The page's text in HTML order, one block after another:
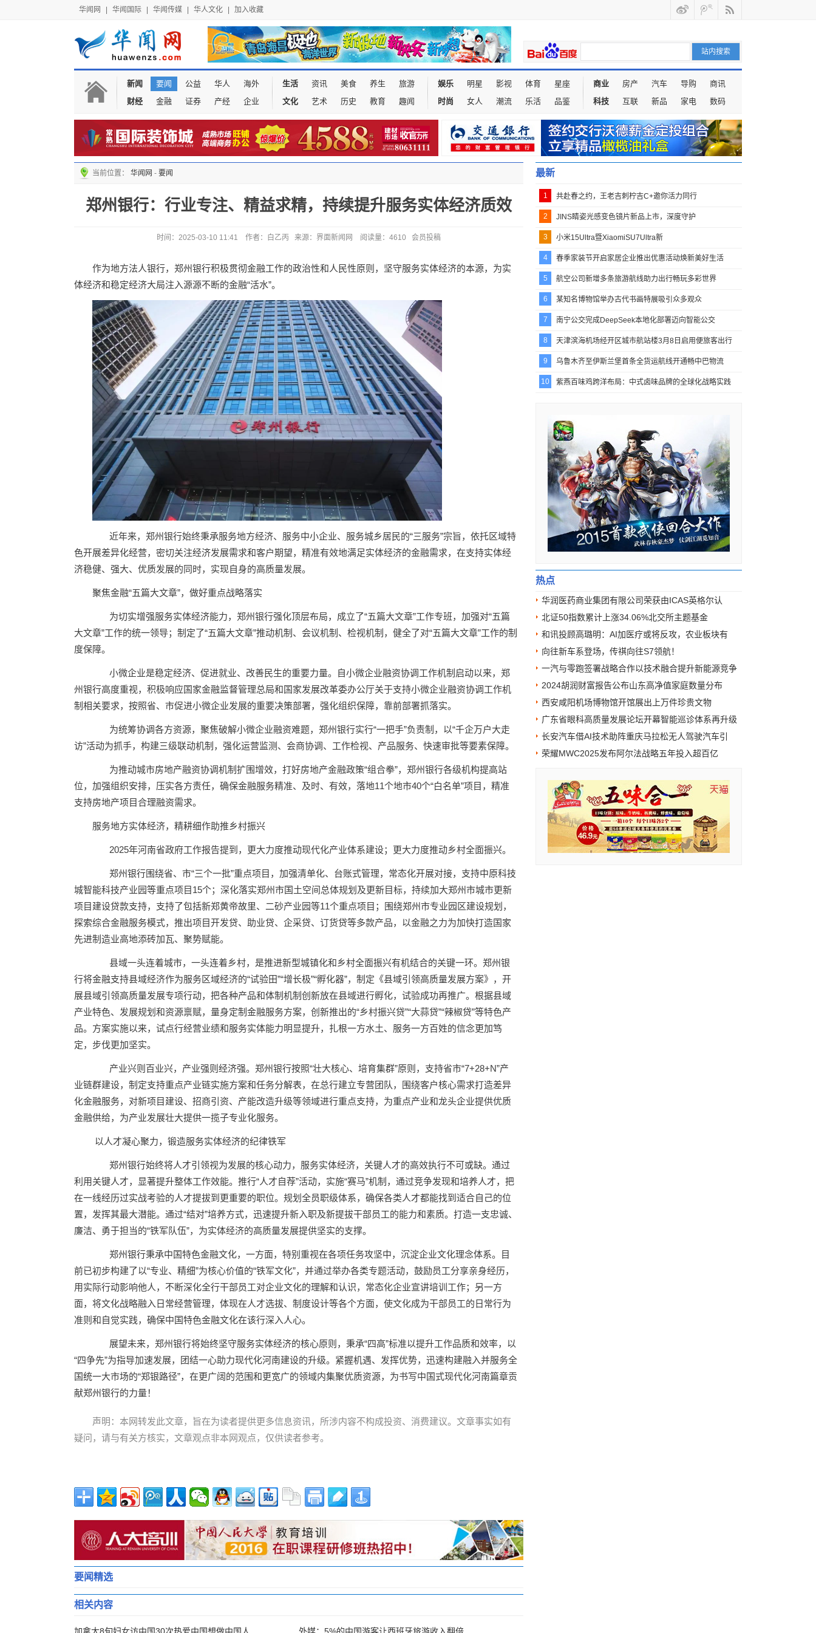
华闻网 华闻国际 华闻传媒 华人文化 加入收藏
新闻 要闻 公益 华人
海外
财经
金融 证券 产经 企业
生活 资讯 美食 养生
旅游
文化
艺术 历史 教育 趣闻
娱乐 明星 影视 体育
星座
时尚
女人 潮流 乐活 品鉴
商业 房产 汽车 导购
商讯
科技
互联 新品 家电 数码
当前位置： 华闻网 - 要闻
郑州银行：行业专注、精益求精，持续提升服务实体经济质效
时间：2025-03-10 11:41 作者：白乙丙 来源：界面新闻网 阅读量：4610 会员投稿
作为地方法人银行，郑州银行积极贯彻金融工作的政治性和人民性原则，坚守服务实体经济的本源，为实
体经济和稳定经济大局注入源源不断的金融“活水”。
近年来，郑州银行始终秉承服务地方经济、服务中小企业、服务城乡居民的“三服务”宗旨，依托区域特
色开展差异化经营，密切关注经济发展需求和客户期望，精准有效地满足实体经济的金融需求，在支持实体经
济稳健、强大、优质发展的同时，实现自身的高质量发展。
聚焦金融“五篇大文章”，做好重点战略落实
为切实增强服务实体经济能力，郑州银行强化顶层布局，成立了“五篇大文章”工作专班，加强对“五篇
大文章”工作的统一领导；制定了“五篇大文章”推动机制、会议机制、检视机制，健全了对“五篇大文章”工作的制
度保障。
小微企业是稳定经济、促进就业、改善民生的重要力量。自小微企业融资协调工作机制启动以来，郑
州银行高度重视，积极响应国家金融监督管理总局和国家发展改革委办公厅关于支持小微企业融资协调工作机
制相关要求，按照省、市促进小微企业发展的重要决策部署，强化组织保障，靠前部署抓落实。
为统筹协调各方资源，聚焦破解小微企业融资难题，郑州银行实行“一把手”负责制，以“千企万户大走
访”活动为抓手，构建三级联动机制，强化运营监测、会商协调、工作检视、产品服务、快速审批等要素保障。
为推动城市房地产融资协调机制扩围增效，打好房地产金融政策“组合拳”，郑州银行各级机构提高站
位，加强组织安排，压实各方责任，确保金融服务精准、及时、有效，落地11个地市40个“白名单”项目，精准
支持房地产项目合理融资需求。
服务地方实体经济，精耕细作助推乡村振兴
2025年河南省政府工作报告提到，更大力度推动现代化产业体系建设；更大力度推动乡村全面振兴。
郑州银行围绕省、市“三个一批”重点项目，加强清单化、台账式管理，常态化开展对接，支持中原科技
城智能科技产业园等重点项目15个；深化落实郑州市国土空间总体规划及更新目标，持续加大郑州市城市更新
项目建设贷款支持，支持了包括新郑黄帝故里、二砂产业园等11个重点项目；围绕郑州市专业园区建设规划，
探索综合金融服务模式，推出项目开发贷、助业贷、企采贷、订货贷等多款产品，以金融之力为加快打造国家
先进制造业高地添砖加瓦、聚势赋能。
县域一头连着城市，一头连着乡村，是推进新型城镇化和乡村全面振兴有机结合的关键一环。郑州银
行将金融支持县域经济作为服务区域经济的“试验田”“增长极”“孵化器”，制定《县域引领高质量发展方案》，开
展县域引领高质量发展专项行动，把各种产品和体制机制创新放在县域进行孵化，试验成功再推广。根据县域
产业特色、发展规划和资源禀赋，量身定制金融服务方案，创新推出的“乡村振兴贷”“大蒜贷”“辣椒贷”等特色产
品。方案实施以来，试点行经营业绩和服务实体能力明显提升，扎根一方水土、服务一方百姓的信念更加笃
定，步伐更加坚实。
产业兴则百业兴，产业强则经济强。郑州银行按照“壮大核心、培育集群”原则，支持省市“7+28+N”产
业链群建设，制定支持重点产业链实施方案和任务分解表，在总行建立专营团队，围绕客户核心需求打造差异
化金融服务，对新项目建设、招商引资、产能改造升级等领域进行重点支持，为重点产业和龙头企业提供优质
金融供给，为产业发展壮大提供一揽子专业化服务。
以人才凝心聚力，锻造服务实体经济的纪律铁军
郑州银行始终将人才引领视为发展的核心动力，服务实体经济，关键人才的高效执行不可或缺。通过
利用关键人才，显著提升整体工作效能。推行“人才自荐”活动，实施“赛马”机制，通过竞争发现和培养人才，把
在一线经历过实战考验的人才提拔到更重要的职位。规划全员职级体系，确保各类人才都能找到适合自己的位
置，发挥其最大潜能。通过“结对”培养方式，迅速提升新入职及新提拔干部员工的能力和素质。打造一支忠诚、
廉洁、勇于担当的“铁军队伍”，为实体经济的高质量发展提供坚实的支撑。
郑州银行秉承中国特色金融文化，一方面，特别重视在各项任务攻坚中，沉淀企业文化理念体系。目
前已初步构建了以“专业、精细”为核心价值的“铁军文化”，并通过举办各类专题活动，鼓励员工分享亲身经历，
用实际行动影响他人，不断深化全行干部员工对企业文化的理解和认识，常态化企业宣讲培训工作；另一方
面，将文化战略融入日常经营管理，体现在人才选拔、制度设计等各个方面，使文化成为干部员工的日常行为
准则和自觉实践，确保中国特色金融文化在该行深入人心。
展望未来，郑州银行将始终坚守服务实体经济的核心原则，秉承“四高”标准以提升工作品质和效率，以
“四争先”为指导加速发展，团结一心助力现代化河南建设的升级。紧握机遇、发挥优势，迅速构建融入并服务全
国统一大市场的“郑银路径”，在更广阔的范围和更宽广的领域内集聚优质资源，为书写中国式现代化河南篇章贡
献郑州银行的力量！
声明：本网转发此文章，旨在为读者提供更多信息资讯，所涉内容不构成投资、消费建议。文章事实如有
疑问，请与有关方核实，文章观点非本网观点，仅供读者参考。
要闻精选
相关内容
最新
1 共赴春之约，王老吉刺柠吉C+邀你活力同行
2 JINS睛姿光感变色镜片新品上市，深度守护
3 小米15Ultra暨XiaomiSU7Ultra新
4 春季家装节开启家居企业推出优惠活动焕新美好生活
5 航空公司新增多条旅游航线助力出行畅玩多彩世界
6 某知名博物馆举办古代书画特展吸引众多观众
7 南宁公交完成DeepSeek本地化部署迈向智能公交
8 天津滨海机场经开区城市航站楼3月8日启用便旅客出行
9 乌鲁木齐至伊斯兰堡首条全货运航线开通畅中巴物流
10 紫燕百味鸡跨洋布局：中式卤味品牌的全球化战略实践
热点
华润医药商业集团有限公司荣获由ICAS英格尔认
北证50指数累计上涨34.06%北交所主题基金
和讯投顾高璐明：AI加医疗或将反攻，农业板块有
向往新车系登场，传祺向往S7领航！
一汽与零跑签署战略合作以技术融合提升新能源竞争
2024胡润财富报告公布山东高净值家庭数量分布
西安咸阳机场博物馆开馆展出上万件珍贵文物
广东省眼科高质量发展论坛开幕智能巡诊体系再升级
长安汽车借AI技术助阵重庆马拉松无人驾驶汽车引
荣耀MWC2025发布阿尔法战略五年投入超百亿